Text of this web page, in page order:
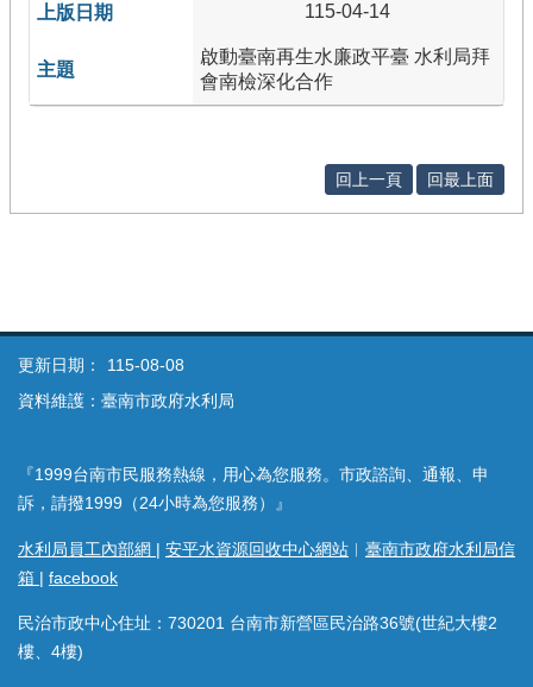
115-04-14
啟動臺南再生水廉政平臺 水利局拜
會南檢深化合作
回上一頁 回最上面
更新日期：
115-08-08
資料維護：臺南市政府水利局
『1999台南市民服務熱線，用心為您服務。市政諮詢、通報、申
訴，請撥1999（24小時為您服務）』
水利局員工內部網 | 安平水資源回收中心網站 ︱ 臺南市政府水利局信
箱 | facebook
民治市政中心住址：730201 台南市新營區民治路36號(世紀大樓2
樓、4樓)